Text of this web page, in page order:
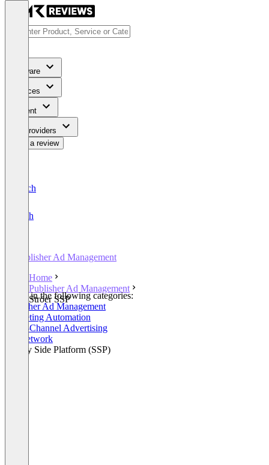
Software
Services
Content
For Providers
Write a review
Deutsch
English
Publisher Ad Management
Home
Publisher Ad Management
Ströer SSP
Listed in the following categories:
Publisher Ad Management
Marketing Automation
Cross-Channel Advertising
Ad Network
Supply Side Platform (SSP)